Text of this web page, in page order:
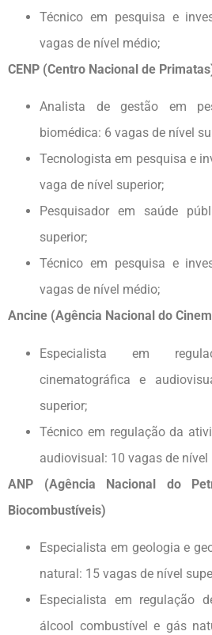
Técnico em pesquisa e
vagas de nível médio;
CENP (Centro Nacional de
Analista de gestão em
biomédica: 6 vagas de nível
Tecnologista em pesquisa e
vaga de nível superior;
Pesquisador em saúde
superior;
Técnico em pesquisa e
vagas de nível médio;
Ancine (Agência Nacional do
Especialista em
cinematográfica e
superior;
Técnico em regulação da
audiovisual: 10 vagas de nível
ANP (Agência Nacional do
Biocombustíveis)
Especialista em geologia e
natural: 15 vagas de nível
Especialista em regulação
álcool combustível e gás